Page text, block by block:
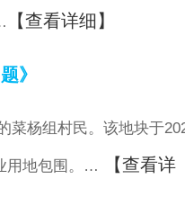
【查看详细】
》
菜杨组村民。该地块于
用地包围。…
【查看详